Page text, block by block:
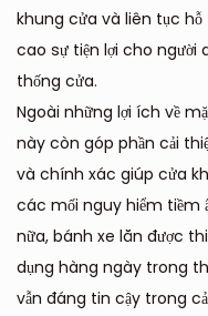
khung cửa và liên tục
cao sự tiện lợi cho người
thống cửa.
Ngoài những lợi ích về
này còn góp phần cải
và chính xác giúp cửa
các mối nguy hiểm tiềm
nữa, bánh xe lăn được
dụng hàng ngày trong
vẫn đáng tin cậy trong